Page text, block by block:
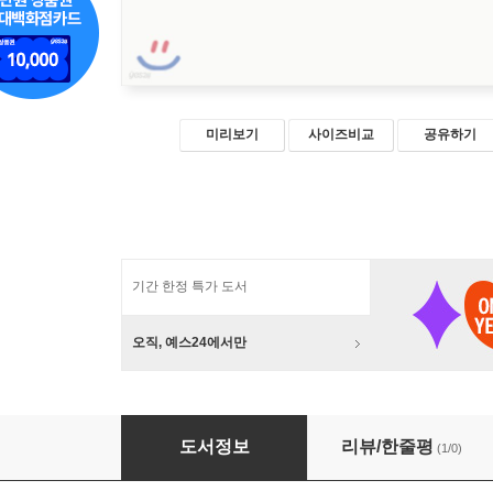
미리보기 사이즈비교 공유하기
기간 한정 특가 도서
오직, 예스24에서만
노스승과 소년
도서정보 리뷰/한줄평 (1/0)